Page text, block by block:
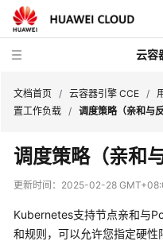
云容
最
动
态
文档首页 / 云容器引擎 CCE /
置工作负载 / 调度策略（亲和与反
调度策略（亲和
更新时间： 2025-02-28
Kubernetes支持节点亲和与
和规则，可以允许您指定硬